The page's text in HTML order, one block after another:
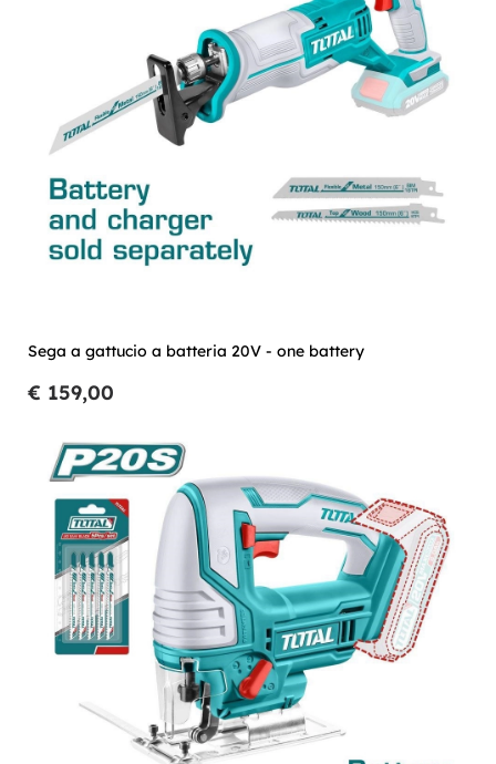
Sega a gattucio a batteria 20V - one battery
€ 159,00